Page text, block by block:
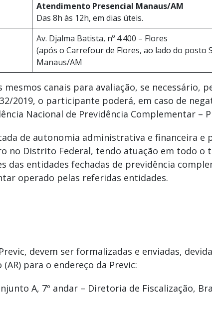
Atendimento Presencial Manaus/AM
Das 8h às 12h, em dias úteis.
Av. Djalma Batista, nº 4.400 – Flores
(após o Carrefour de Flores, ao lado do posto
Manaus/AM
canais para avaliação, se necessário,
2019, o participante poderá, em caso de
Nacional de Previdência Complementar –
de autonomia administrativa e financeira
no Distrito Federal, tendo atuação em todo
das entidades fechadas de previdência
operado pelas referidas entidades.
devem ser formalizadas e enviadas,
para o endereço da Previc:
A, 7º andar – Diretoria de Fiscalização,